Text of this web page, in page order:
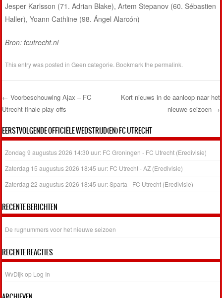
Jesper Karlsson (71. Adrian Blake), Artem Stepanov (60. Sébastien
Haller), Yoann Cathline (98. Ángel Alarcón)
Bron: fcutrecht.nl
This entry was posted inGeen categorie . Bookmark thepermalink
Post navigation
← Voorbeschouwing Ajax – FC
Utrecht finale play-offs
Kort nieuws in de aanloop naar het
nieuwe seizoen →
EERSTVOLGENDE OFFICIËLE WEDSTRIJD(EN) FC UTRECHT
Zondag 9 augustus 2026 14:30 uur: FC Groningen - FC Utrecht (Eredivisie)
Zaterdag 15 augustus 2026 18:45 uur: FC Utrecht - AZ (Eredivisie)
Zaterdag 22 augustus 2026 18:45 uur: Sparta - FC Utrecht (Eredivisie)
RECENTE BERICHTEN
De rugnummers voor het nieuwe seizoen
RECENTE REACTIES
WvDijk op Log In